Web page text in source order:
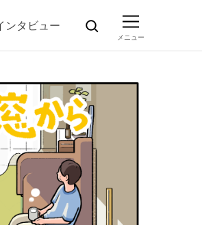
ンタビュー